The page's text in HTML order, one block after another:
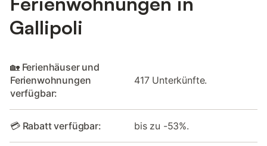
Gallipoli
🏡 Ferienhäuser und
Ferienwohnungen
verfügbar:
417 Unterkünfte.
💳 Rabatt verfügbar: bis zu -53%.